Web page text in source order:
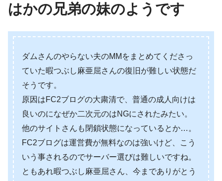
はかの兄弟の妹のようです
ダムさんのやらない夫のMMをまとめてくださっ
ていた暇つぶし麻亜屈さんの復旧が難しい状態だ
そうです。
原因はFC2ブログの大粛清で、普通の成人向けは
良いのになぜか二次元のはNGにされたみたい。
他のサイトさんも閉鎖状態になっているとか…。
FC2ブログは運営費が無料なのは強いけど、こう
いう事されるのでサーバー選びは難しいですね。
ともあれ暇つぶし麻亜屈さん、今までありがとう